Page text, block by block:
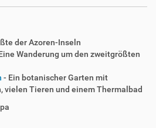
der Azoren-Inseln
Wanderung um den zweitgrößten
- Ein botanischer Garten mit
vielen Tieren und einem Thermalbad